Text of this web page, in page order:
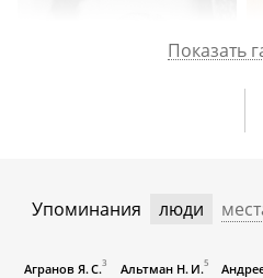
Показать
Упоминания люди
Агранов Я. С.3 Альтман Н. И.5